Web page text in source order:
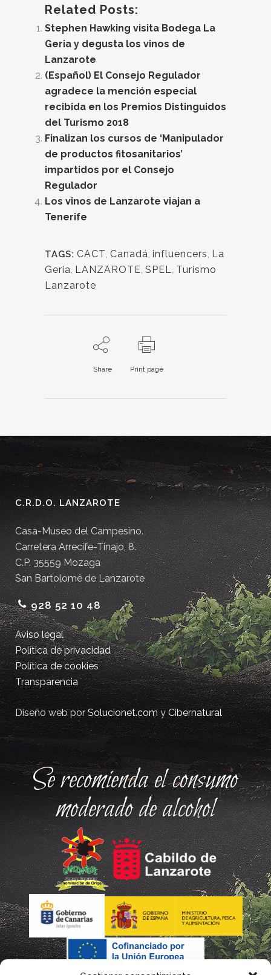
Related Posts:
Stephen Hawking visita Bodega La
Geria y degusta los vinos de
Lanzarote
(Español) El Consejo Regulador
agradece la mención especial
recibida en los Premios Distinguidos
del Turismo 2018
Finalizan los cursos de ‘Manipulador
de productos fitosanitarios’
impartidos por el Consejo
Regulador
Los vinos de Lanzarote viajan a
Tenerife
TAGS: CACT, Canadá, influencers, La
Geria, LANZAROTE, SPEL, Turismo
Lanzarote
Share Print page
C.R.D.O. LANZAROTE
Casa-Museo del Campesino.
Carretera Arrecife-Tinajo, 8.
C.P. 35559 Mozaga
San Bartolomé de Lanzarote
928 52 10 48
Aviso legal
Política de privacidad
Política de cookies
Transparencia
Diseño web porSolucionet.comyCibernatural
Se recomienda el consumo
moderado de alcohol